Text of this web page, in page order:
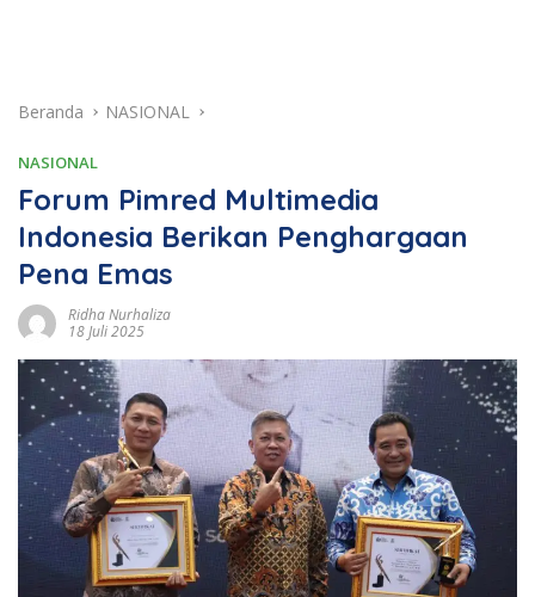
Beranda NASIONAL
NASIONAL
Forum Pimred Multimedia
Indonesia Berikan Penghargaan
Pena Emas
Ridha Nurhaliza
18 Juli 2025